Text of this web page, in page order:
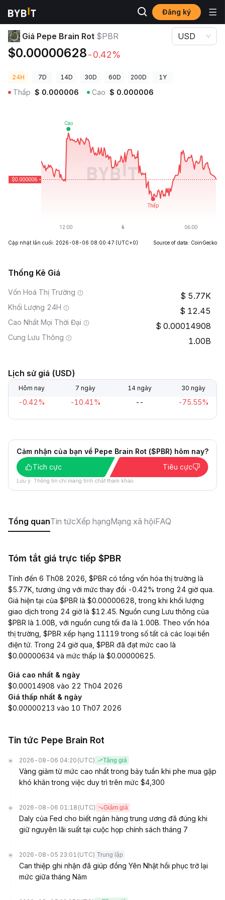
Đăng ký
Giá Tiền Điện Tử
Giá Pepe Brain Rot $PBR
$0.00000628-0.42%
USD
24H 7D 14D 30D 60D 200D 1Y
Thấp $ 0.000006 Cao $ 0.000006
Cập nhật lần cuối: 2026-08-06 08:00:47 (UTC+0) Source of data: CoinGecko
Thống Kê Giá
Vốn Hoá Thị Trường 5.77K
Khối Lượng 24H 12.45
Cao Nhất Mọi Thời Đại 0.00014908
Cung Lưu Thông 1.00B
Lịch sử giá (USD)
Hôm nay 7 ngày 14 ngày 30 ngày
-0.42% -10.41% -- -75.55%
Cảm nhận của bạn về Pepe Brain Rot ($PBR) hôm nay?
Tích cực
Tiêu cực
Lưu ý: Thông tin chỉ mang tính chất tham khảo.
Tổng quanTin tứcXếp hạngMạng xã hộiFAQ
Tóm tắt giá trực tiếp $PBR
Tính đến 6 Th08 2026, $PBR có tổng vốn hóa thị trường là
$5.77K, tương ứng với mức thay đổi -0.42% trong 24 giờ qua.
Giá hiện tại của $PBR là $0.00000628, trong khi khối lượng
giao dịch trong 24 giờ là $12.45. Nguồn cung Lưu thông của
$PBR là 1.00B, với nguồn cung tối đa là 1.00B. Theo vốn hóa
thị trường, $PBR xếp hạng 11119 trong số tất cả các loại tiền
điện tử. Trong 24 giờ qua, $PBR đã đạt mức cao là
$0.00000634 và mức thấp là $0.00000625.
Giá cao nhất & ngày
$0.00014908 vào 22 Th04 2026
Giá thấp nhất & ngày
$0.00000213 vào 10 Th07 2026
Tin tức Pepe Brain Rot
2026-08-06 04:20 (UTC) Tăng giá
Vàng giảm từ mức cao nhất trong bảy tuần khi phe mua gặp
khó khăn trong việc duy trì trên mức $4,300
2026-08-06 01:18 (UTC) Giảm giá
Daly của Fed cho biết ngân hàng trung ương đã đúng khi
giữ nguyên lãi suất tại cuộc họp chính sách tháng 7
2026-08-05 23:01 (UTC) Trung lập
Can thiệp ghi nhận đã giúp đồng Yên Nhật hồi phục trở lại
mức giữa tháng Năm